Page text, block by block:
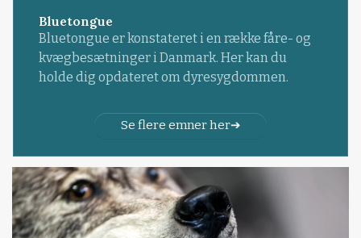
Bluetongue
Bluetongue er konstateret i en række fåre- og
kvægbesætninger i Danmark. Her kan du
holde dig opdateret om dyresygdommen.
Se flere emner her